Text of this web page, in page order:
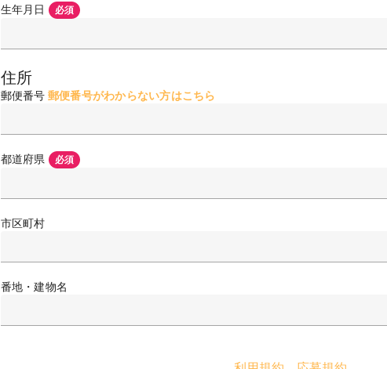
生年月日 必須
住所
郵便番号 郵便番号がわからない方はこちら
都道府県 必須
市区町村
番地・建物名